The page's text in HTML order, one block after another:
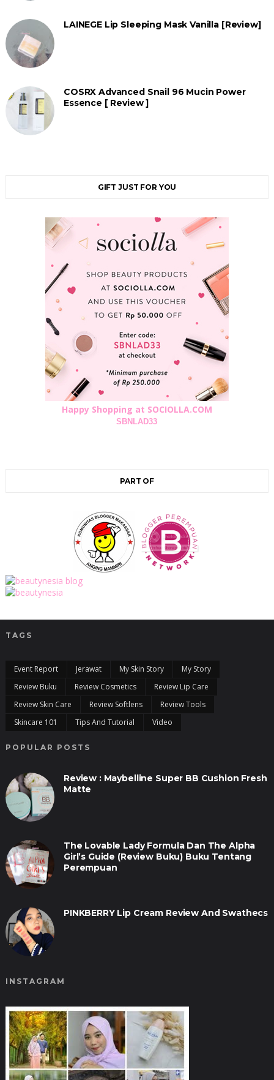
LAINEGE Lip Sleeping Mask Vanilla [Review]
COSRX Advanced Snail 96 Mucin Power
Essence [ Review ]
GIFT JUST FOR YOU
Happy Shopping at SOCIOLLA.COM
SBNLAD33
PART OF
TAGS
Event Report Jerawat My Skin Story
My Story
Review Buku
Review Cosmetics
Review Lip Care
Review Skin Care
Review Softlens
Review Tools
Skincare 101
Tips And Tutorial Video
POPULAR POSTS
Review : Maybelline Super BB Cushion Fresh
Matte
The Lovable Lady Formula Dan The Alpha
Girl’s Guide (Review Buku) Buku Tentang
Perempuan
PINKBERRY Lip Cream Review And Swathecs
INSTAGRAM